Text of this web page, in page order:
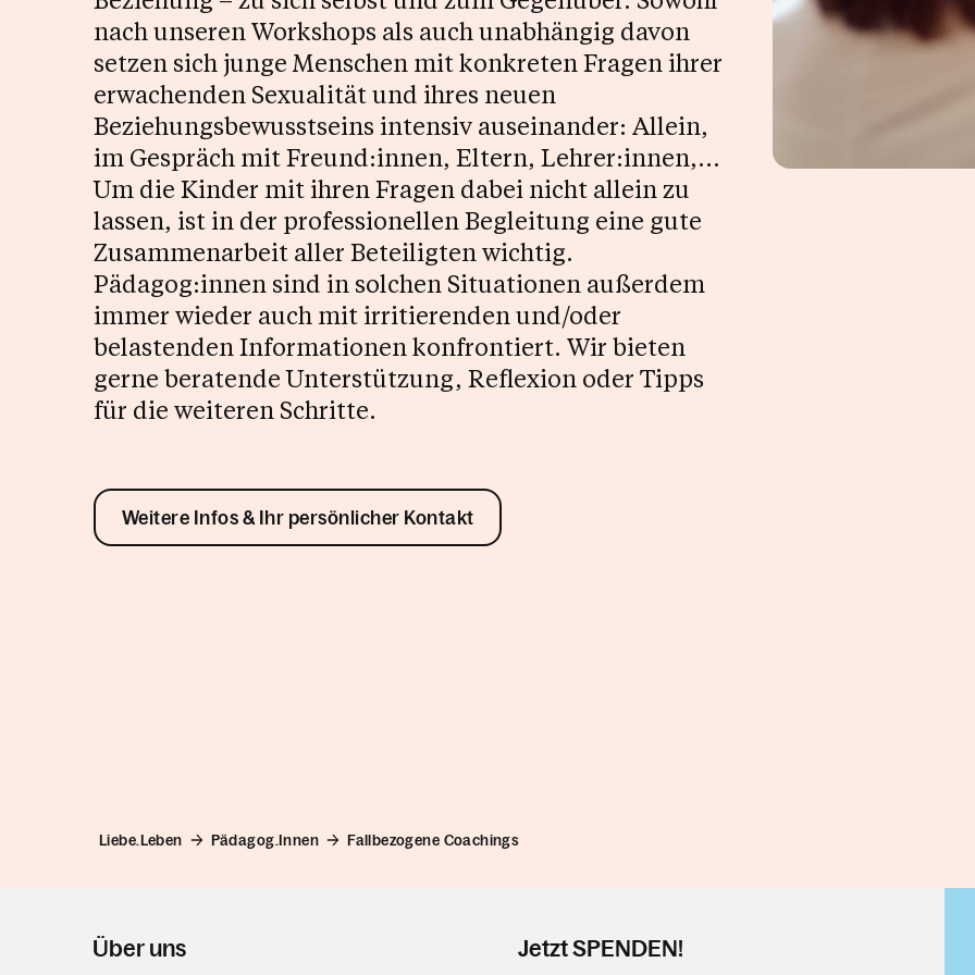
Get Skills Live
Rechtsauskunft
nach unseren Workshops als auch unabhängig davon
setzen sich junge Menschen mit konkreten Fragen ihrer
erwachenden Sexualität und ihres neuen
Beziehungsbewusstseins intensiv auseinander: Allein,
im Gespräch mit Freund:innen, Eltern, Lehrer:innen,...
Um die Kinder mit ihren Fragen dabei nicht allein zu
lassen, ist in der professionellen Begleitung eine gute
Zusammenarbeit aller Beteiligten wichtig.
Pädagog:innen sind in solchen Situationen außerdem
immer wieder auch mit irritierenden und/oder
belastenden Informationen konfrontiert. Wir bieten
gerne beratende Unterstützung, Reflexion oder Tipps
für die weiteren Schritte.
Weitere Infos & Ihr persönlicher Kontakt
Liebe.Leben Pädagog.Innen Fallbezogene Coachings
Über uns Jetzt SPENDEN!